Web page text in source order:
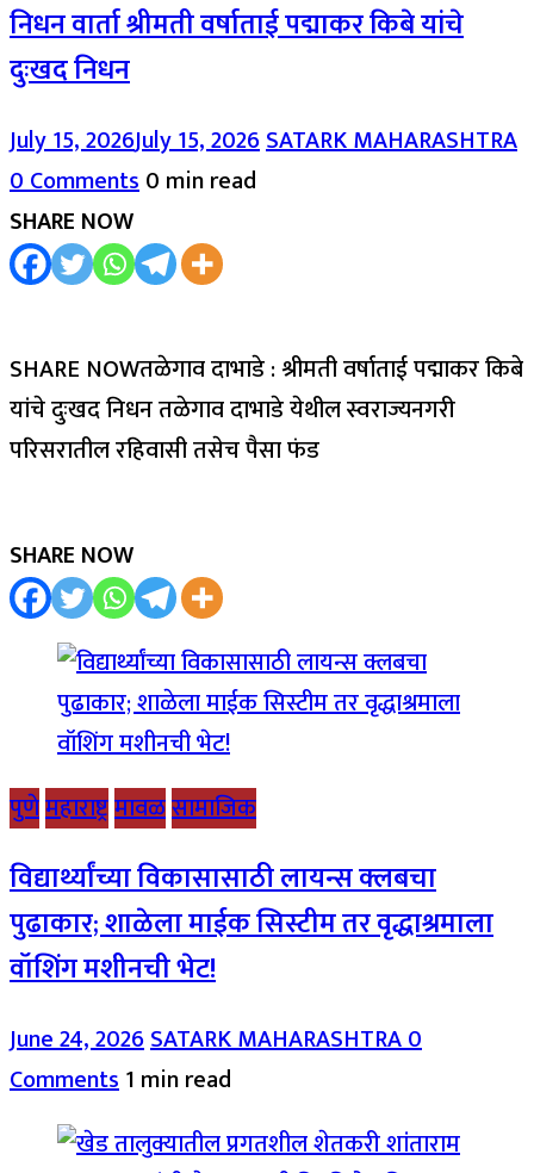
निधन वार्ता श्रीमती वर्षाताई पद्माकर किबे यांचे
दुःखद निधन
July 15, 2026July 15, 2026SATARK MAHARASHTRA
0 Comments0 min read
SHARE NOW
SHARE NOWतळेगाव दाभाडे : श्रीमती वर्षाताई पद्माकर किबे
यांचे दुःखद निधन तळेगाव दाभाडे येथील स्वराज्यनगरी
परिसरातील रहिवासी तसेच पैसा फंड
SHARE NOW
पुणेमहाराष्ट्रमावळसामाजिक
विद्यार्थ्यांच्या विकासासाठी लायन्स क्लबचा
पुढाकार; शाळेला माईक सिस्टीम तर वृद्धाश्रमाला
वॉशिंग मशीनची भेट!
June 24, 2026SATARK MAHARASHTRA0
Comments1 min read